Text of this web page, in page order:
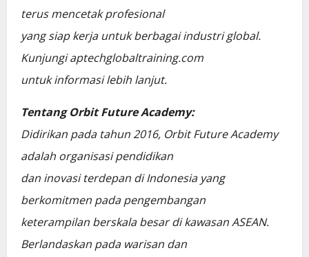
terus mencetak profesional
yang siap kerja untuk berbagai industri global.
Kunjungi aptechglobaltraining.com
untuk informasi lebih lanjut.
Tentang Orbit Future Academy:
Didirikan pada tahun 2016, Orbit Future Academy
adalah organisasi pendidikan
dan inovasi terdepan di Indonesia yang
berkomitmen pada pengembangan
keterampilan berskala besar di kawasan ASEAN.
Berlandaskan pada warisan dan